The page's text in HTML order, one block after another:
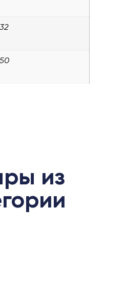
32
50
из